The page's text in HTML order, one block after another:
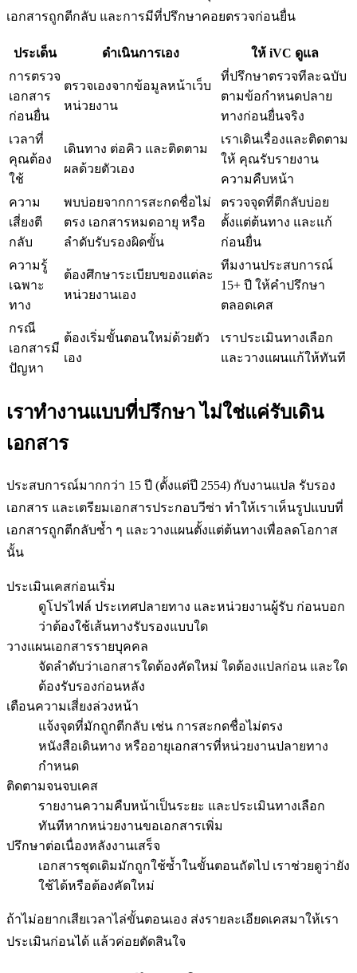
เอกสารถูกตีกลับ และการมีที่ปรึกษาคอยตรวจก่อนยื่น
ประเด็น ดำเนินการเอง
ให้ iVC ดูแล
การตรวจ
เอกสาร
ก่อนยื่น
ตรวจเองจากข้อมูลหน้าเว็บ
หน่วยงาน
ที่ปรึกษาตรวจทีละฉบับ
ตามข้อกำหนดปลาย
ทางก่อนยื่นจริง
เวลาที่
คุณต้อง
ใช้
เดินทาง ต่อคิว และติดตาม
ผลด้วยตัวเอง
เราเดินเรื่องและติดตาม
ให้ คุณรับรายงาน
ความคืบหน้า
ความ
เสี่ยงตี
กลับ
พบบ่อยจากการสะกดชื่อไม่
ตรง เอกสารหมดอายุ หรือ
ลำดับรับรองผิดขั้น
ตรวจจุดที่ตีกลับบ่อย
ตั้งแต่ต้นทาง และแก้
ก่อนยื่น
ความรู้
เฉพาะ
ทาง
ต้องศึกษาระเบียบของแต่ละ
หน่วยงานเอง
ทีมงานประสบการณ์
15+ ปี ให้คำปรึกษา
ตลอดเคส
กรณี
เอกสารมี
ปัญหา
ต้องเริ่มขั้นตอนใหม่ด้วยตัว
เอง
เราประเมินทางเลือก
และวางแผนแก้ให้ทันที
เราทำงานแบบที่ปรึกษา ไม่ใช่แค่รับเดิน
เอกสาร
ประสบการณ์มากกว่า 15 ปี (ตั้งแต่ปี 2554) กับงานแปล รับรอง
เอกสาร และเตรียมเอกสารประกอบวีซ่า ทำให้เราเห็นรูปแบบที่
เอกสารถูกตีกลับซ้ำ ๆ และวางแผนตั้งแต่ต้นทางเพื่อลดโอกาส
นั้น
ประเมินเคสก่อนเริ่ม
ดูโปรไฟล์ ประเทศปลายทาง และหน่วยงานผู้รับ ก่อนบอก
ว่าต้องใช้เส้นทางรับรองแบบใด
วางแผนเอกสารรายบุคคล
จัดลำดับว่าเอกสารใดต้องคัดใหม่ ใดต้องแปลก่อน และใด
ต้องรับรองก่อนหลัง
เตือนความเสี่ยงล่วงหน้า
แจ้งจุดที่มักถูกตีกลับ เช่น การสะกดชื่อไม่ตรง
หนังสือเดินทาง หรืออายุเอกสารที่หน่วยงานปลายทาง
กำหนด
ติดตามจนจบเคส
รายงานความคืบหน้าเป็นระยะ และประเมินทางเลือก
ทันทีหากหน่วยงานขอเอกสารเพิ่ม
ปรึกษาต่อเนื่องหลังงานเสร็จ
เอกสารชุดเดิมมักถูกใช้ซ้ำในขั้นตอนถัดไป เราช่วยดูว่ายัง
ใช้ได้หรือต้องคัดใหม่
ถ้าไม่อยากเสียเวลาไล่ขั้นตอนเอง ส่งรายละเอียดเคสมาให้เรา
ประเมินก่อนได้ แล้วค่อยตัดสินใจ